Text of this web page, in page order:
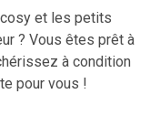
cosy et les petits
? Vous êtes prêt à
à condition
pour vous !